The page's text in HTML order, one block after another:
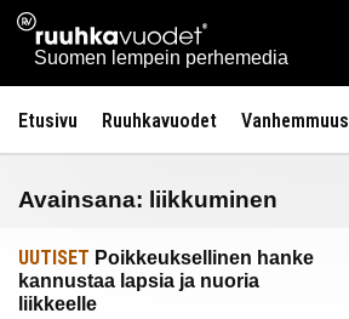
Siirry
sisältöön
Ruuhkavuodet.fi
Suomen lempein perhemedia
Etusivu Ruuhkavuodet Vanhemmuus
Avainsana: liikkuminen
UUTISET Poikkeuksellinen hanke
kannustaa lapsia ja nuoria
liikkeelle